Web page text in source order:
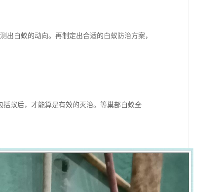
白蚁的动向。再制定出合适的白蚁防治方案，
蚁后，才能算是有效的灭治。等巢部白蚁全